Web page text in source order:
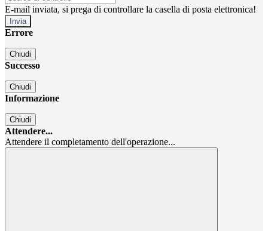
E-mail inviata, si prega di controllare la casella di posta elettronica!
Errore
Chiudi
Successo
Chiudi
Informazione
Chiudi
Attendere...
Attendere il completamento dell'operazione...